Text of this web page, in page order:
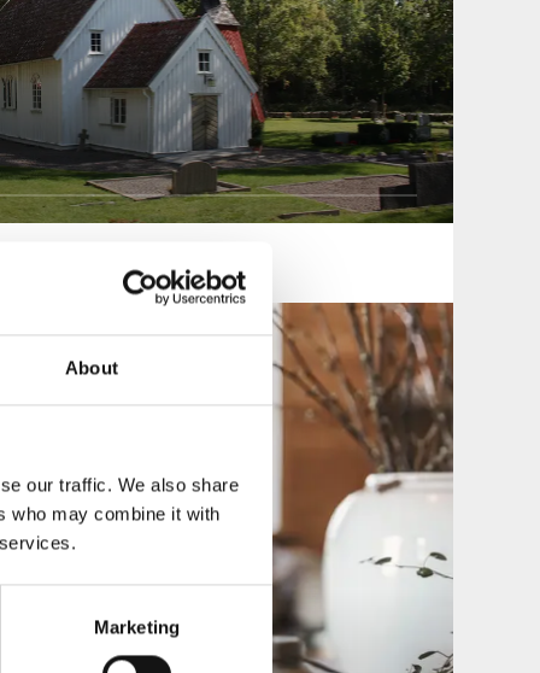
About
our traffic. We also share
who may combine it with
Marketing